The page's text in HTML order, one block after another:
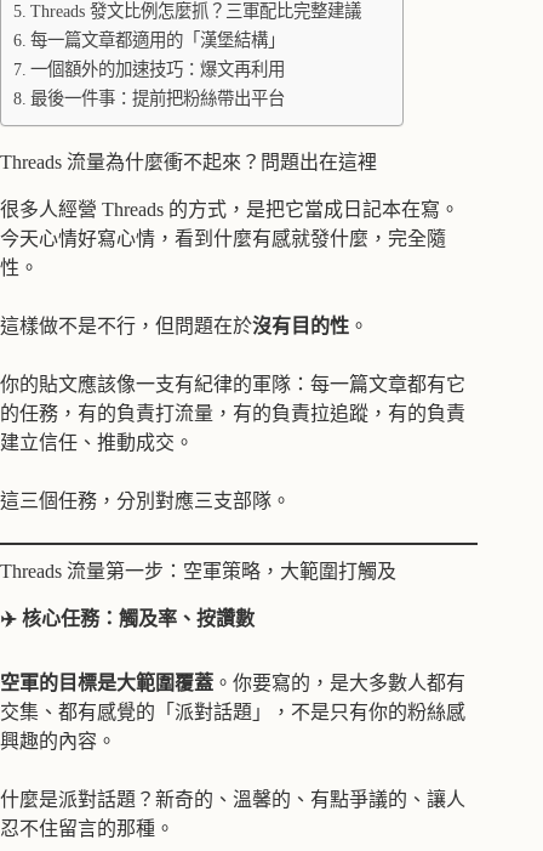
Threads 發文比例怎麼抓？三軍配比完整建議
每一篇文章都適用的「漢堡結構」
一個額外的加速技巧：爆文再利用
最後一件事：提前把粉絲帶出平台
Threads 流量為什麼衝不起來？問題出在這裡
很多人經營 Threads 的方式，是把它當成日記本在寫。
今天心情好寫心情，看到什麼有感就發什麼，完全隨
性。
這樣做不是不行，但問題在於沒有目的性 。
你的貼文應該像一支有紀律的軍隊：每一篇文章都有它
的任務，有的負責打流量，有的負責拉追蹤，有的負責
建立信任、推動成交。
這三個任務，分別對應三支部隊。
Threads 流量第一步：空軍策略，大範圍打觸及
✈️ 核心任務：觸及率、按讚數
空軍的目標是大範圍覆蓋 。你要寫的，是大多數人都有
交集、都有感覺的「派對話題」，不是只有你的粉絲感
興趣的內容。
什麼是派對話題？新奇的、溫馨的、有點爭議的、讓人
忍不住留言的那種。